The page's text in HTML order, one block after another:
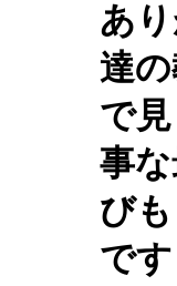
あ
達
で見
事
び
です